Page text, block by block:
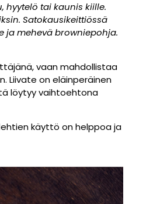
hyytelö tai kaunis kiille.
Satokausikeittiössä
ja mehevä browniepohja.
vaan mahdollistaa
Liivate on eläinperäinen
löytyy vaihtoehtona
käyttö on helppoa ja